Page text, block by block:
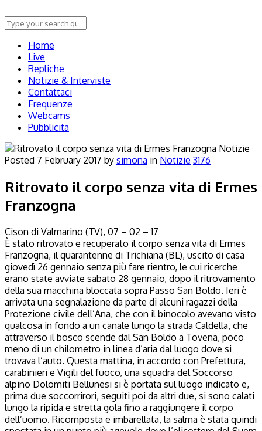
Home
Live
Repliche
Notizie & Interviste
Contattaci
Frequenze
Webcams
Pubblicita
Notizie
Posted 7 February 2017 by simona in Notizie 3176
Ritrovato il corpo senza vita di Ermes
Franzogna
Cison di Valmarino (TV), 07 – 02 – 17
È stato ritrovato e recuperato il corpo senza vita di Ermes
Franzogna, il quarantenne di Trichiana (BL), uscito di casa
giovedì 26 gennaio senza più fare rientro, le cui ricerche
erano state avviate sabato 28 gennaio, dopo il ritrovamento
della sua macchina bloccata sopra Passo San Boldo. Ieri è
arrivata una segnalazione da parte di alcuni ragazzi della
Protezione civile dell’Ana, che con il binocolo avevano visto
qualcosa in fondo a un canale lungo la strada Caldella, che
attraverso il bosco scende dal San Boldo a Tovena, poco
meno di un chilometro in linea d’aria dal luogo dove si
trovava l’auto. Questa mattina, in accordo con Prefettura,
carabinieri e Vigili del fuoco, una squadra del Soccorso
alpino Dolomiti Bellunesi si è portata sul luogo indicato e,
prima due soccorrirori, seguiti poi da altri due, si sono calati
lungo la ripida e stretta gola fino a raggiungere il corpo
dell’uomo. Ricomposta e imbarellata, la salma è stata quindi